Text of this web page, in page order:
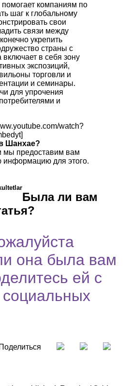
компаниям по
шаг к глобальному
свои
связи между
укрепить
страны с
в себя зону
экспозиций,
торговли и
и семинары.
для упрочения
и
watch?
Шанхае?
мы предоставим вам
информацию для этого.
Была ли вам
она была вам
ей с
Поделиться